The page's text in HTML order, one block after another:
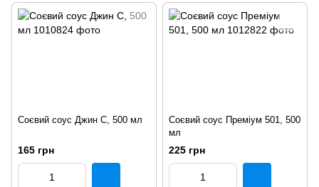
Соєвий соус Джин С, 500 мл
165 грн
Соєвий соус Преміум 501, 500
мл
225 грн